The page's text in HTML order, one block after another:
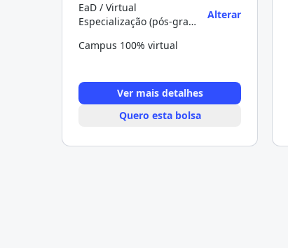
EaD / Virtual
Especialização (pós-graduação)
Alterar
Campus 100% virtual
Ver mais detalhes
Quero esta bolsa